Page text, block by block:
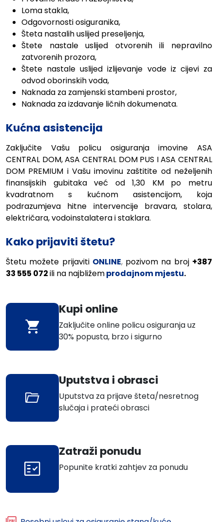
Loma stakla,
Odgovornosti osiguranika,
Šteta nastalih uslijed preseljenja,
Štete nastale uslijed otvorenih ili nepravilno
zatvorenih prozora,
Štete nastale uslijed izlijevanje vode iz cijevi za
odvod oborinskih voda,
Naknada za zamjenski stambeni prostor,
Naknada za izdavanje ličnih dokumenata.
Kućna asistencija
Zaključite Vašu policu osiguranja imovine ASA
CENTRAL DOM, ASA CENTRAL DOM PUS I ASA CENTRAL
DOM PREMIUM i Vašu imovinu zaštitite od neželjenih
finansijskih gubitaka već od 1,30 KM po metru
kvadratnom
s kućnom asistencijom, koja
podrazumjeva hitne intervencije bravara, stolara,
električara, vodoinstalatera i staklara.
Kako prijaviti štetu?
Štetu možete prijaviti ONLINE, pozivom na broj +387
33 555 072ili na najbližemprodajnom mjestu.
Kupi online
Zaključite online policu osiguranja uz
30% popusta, brzo i sigurno
Uputstva i obrasci
Uputstva za prijave šteta/nesretnog
slučaja i prateći obrasci
Zatraži ponudu
Popunite kratki zahtjev za ponudu